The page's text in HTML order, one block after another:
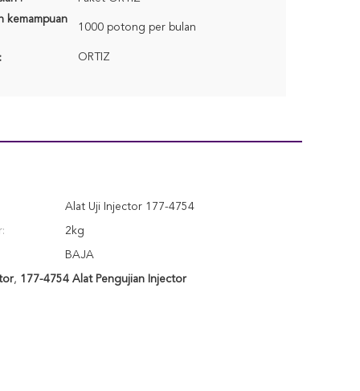
kemampuan
1000 potong per bulan
ORTIZ
Alat Uji Injector 177-4754
2kg
BAJA
, 177-4754 Alat Pengujian Injector